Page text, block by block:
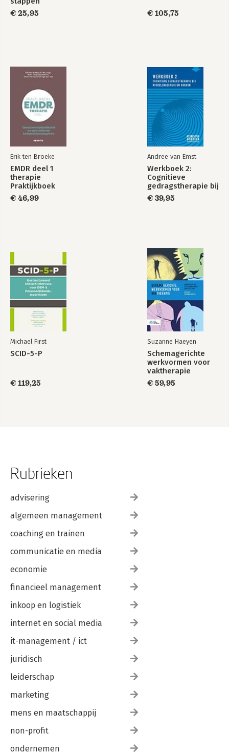
Praktijkboek
geïntegreerde
cognitieve
gedragstherapie
Geïntegreerde
cognitieve
gedragstherapie
Bekijk alle boeken
€ 25,95
€ 105,75
Erik ten Broeke
EMDR deel 1
therapie
Praktijkboek
€ 46,99
Andree van Emst
Werkboek 2:
Cognitieve
gedragstherapie bij
middelengebruik en
gokken: Set 4
€ 39,95
Michael First
SCID-5-P
€ 119,25
Suzanne Haeyen
Schemagerichte
werkvormen voor
vaktherapie
€ 59,95
Rubrieken
advisering
algemeen management
coaching en trainen
communicatie en media
economie
financieel management
inkoop en logistiek
internet en social media
it-management / ict
juridisch
leiderschap
marketing
mens en maatschappij
non-profit
ondernemen